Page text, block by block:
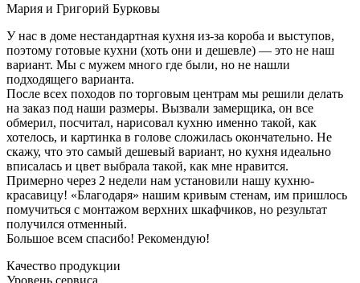
Мария и Григорий Бурковы
У нас в доме нестандартная кухня из-за короба и выступов,
поэтому готовые кухни (хоть они и дешевле) — это не наш
вариант. Мы с мужем много где были, но не нашли
подходящего варианта.
После всех походов по торговым центрам мы решили делать
на заказ под наши размеры. Вызвали замерщика, он все
обмерил, посчитал, нарисовал кухню именно такой, как
хотелось, и картинка в голове сложилась окончательно. Не
скажу, что это самый дешевый вариант, но кухня идеально
вписалась и цвет выбрала такой, как мне нравится.
Примерно через 2 недели нам установили нашу кухню-
красавицу! «Благодаря» нашим кривым стенам, им пришлось
помучиться с монтажом верхних шкафчиков, но результат
получился отменный.
Большое всем спасибо! Рекомендую!
Качество продукции
Уровень сервиса